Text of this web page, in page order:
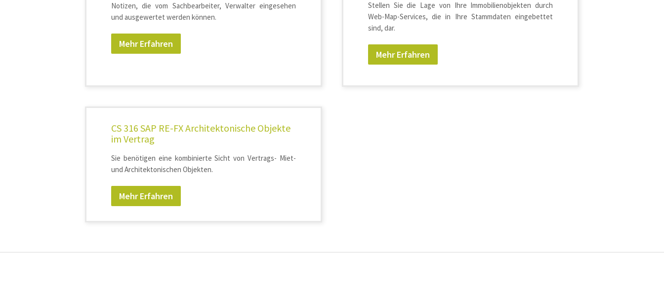
Notizen, die vom Sachbearbeiter, Verwalter eingesehen
und ausgewertet werden können.
Mehr Erfahren
Stellen Sie die Lage von Ihre Immobilienobjekten durch
Web-Map-Services, die in Ihre Stammdaten eingebettet
sind, dar.
Mehr Erfahren
CS 316 SAP RE-FX Architektonische Objekte
im Vertrag
Sie benötigen eine kombinierte Sicht von Vertrags- Miet-
und Architektonischen Objekten.
Mehr Erfahren